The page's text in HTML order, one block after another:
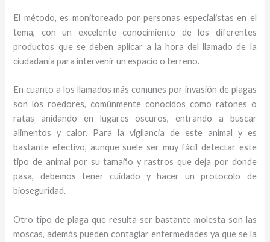
El método, es monitoreado por personas especialistas en el
tema, con un excelente conocimiento de los diferentes
productos que se deben aplicar a la hora del llamado de la
ciudadanía para intervenir un espacio o terreno.
En cuanto a los llamados más comunes por invasión de plagas
son los roedores, comúnmente conocidos como ratones o
ratas anidando en lugares oscuros, entrando a buscar
alimentos y calor. Para la vigilancia de este animal y es
bastante efectivo, aunque suele ser muy fácil detectar este
tipo de animal por su tamaño y rastros que deja por donde
pasa, debemos tener cuidado y hacer un protocolo de
bioseguridad.
Otro tipo de plaga que resulta ser bastante molesta son las
moscas, además pueden contagiar enfermedades ya que se la